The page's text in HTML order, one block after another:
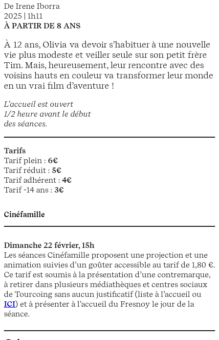
L’accueil est ouvert
1/2 heure avant le début
des séances.
Tarifs
Tarif plein : 6€
Tarif réduit : 5€
Tarif adhérent : 4€
Tarif -14 ans : 3€
De Irene Iborra
2025 | 1h11
À PARTIR DE 8 ANS
À 12 ans, Olivia va devoir s’habituer à une nouvelle
vie plus modeste et veiller seule sur son petit frère
Tim. Mais, heureusement, leur rencontre avec des
voisins hauts en couleur va transformer leur monde
en un vrai film d’aventure !
Cinéfamille
Dimanche 22 février, 15h
Les séances Cinéfamille proposent une projection et une
animation suivies d’un goûter accessible au tarif de 1,80 €.
Ce tarif est soumis à la présentation d’une contremarque,
à retirer dans plusieurs médiathèques et centres sociaux
de Tourcoing sans aucun justificatif (liste à l’accueil ou
ICI) et à présenter à l’accueil du Fresnoy le jour de la
séance.